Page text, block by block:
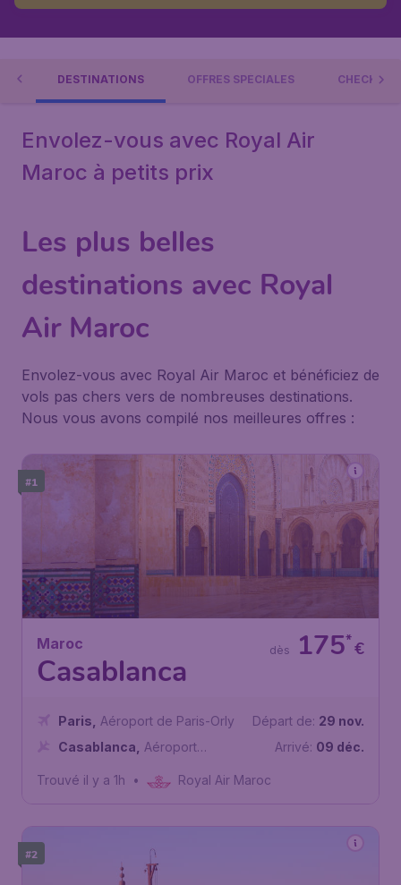
DESTINATIONS OFFRES SPÉCIALES CHECK-IN
Envolez-vous avec Royal Air
Maroc à petits prix
Les plus belles
destinations avec Royal
Air Maroc
Envolez-vous avec Royal Air Maroc et bénéficiez de
vols pas chers vers de nombreuses destinations.
Nous vous avons compilé nos meilleures offres :
#1
Maroc
Casablanca
€
175*
dès
Paris
Aéroport de Paris-Orly
Casablanca
Aéroport
Casablanca
Départ de: 29 nov.
Arrivé: 09 déc.
Trouvé il y a 1h • Royal Air Maroc
#2